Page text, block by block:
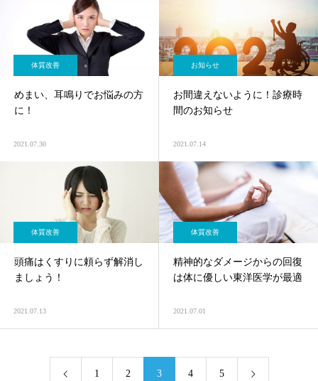
体質改善
めまい、耳鳴りでお悩みの方
に！
2021.07.30
お知らせ
お間違えないように！診療時
間のお知らせ
2021.07.14
体質改善
頭痛はくすりに頼らず解消し
ましょう！
2021.07.13
体質改善
精神的なダメージからの回復
は体に優しい東洋医学が最適
2021.07.01
1 2 3 4 5